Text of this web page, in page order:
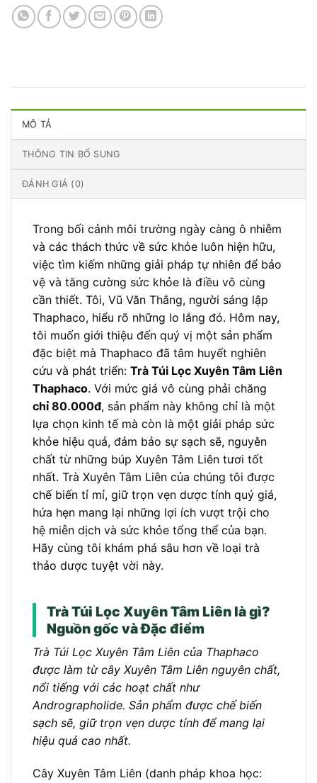
MÔ TẢ
THÔNG TIN BỔ SUNG
ĐÁNH GIÁ (0)
Trong bối cảnh môi trường ngày càng ô nhiễm
và các thách thức về sức khỏe luôn hiện hữu,
việc tìm kiếm những giải pháp tự nhiên để bảo
vệ và tăng cường sức khỏe là điều vô cùng
cần thiết. Tôi, Vũ Văn Thắng, người sáng lập
Thaphaco, hiểu rõ những lo lắng đó. Hôm nay,
tôi muốn giới thiệu đến quý vị một sản phẩm
đặc biệt mà Thaphaco đã tâm huyết nghiên
cứu và phát triển: Trà Túi Lọc Xuyên Tâm Liên
Thaphaco. Với mức giá vô cùng phải chăng
chỉ 80.000đ, sản phẩm này không chỉ là một
lựa chọn kinh tế mà còn là một giải pháp sức
khỏe hiệu quả, đảm bảo sự sạch sẽ, nguyên
chất từ những búp Xuyên Tâm Liên tươi tốt
nhất. Trà Xuyên Tâm Liên của chúng tôi được
chế biến tỉ mỉ, giữ trọn vẹn dược tính quý giá,
hứa hẹn mang lại những lợi ích vượt trội cho
hệ miễn dịch và sức khỏe tổng thể của bạn.
Hãy cùng tôi khám phá sâu hơn về loại trà
thảo dược tuyệt vời này.
Trà Túi Lọc Xuyên Tâm Liên là gì?
Nguồn gốc và Đặc điểm
Trà Túi Lọc Xuyên Tâm Liên của Thaphaco
được làm từ cây Xuyên Tâm Liên nguyên chất,
nổi tiếng với các hoạt chất như
Andrographolide. Sản phẩm được chế biến
sạch sẽ, giữ trọn vẹn dược tính để mang lại
hiệu quả cao nhất.
Cây Xuyên Tâm Liên (danh pháp khoa học: